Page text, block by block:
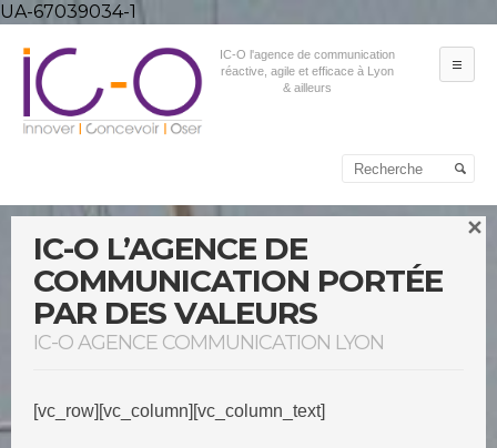
UA-67039034-1
IC-O l'agence de communication
réactive, agile et efficace à Lyon
& ailleurs
secondaire
IC-O L’AGENCE DE
COMMUNICATION PORTÉE
PAR DES VALEURS
IC-O AGENCE COMMUNICATION LYON
[vc_row][vc_column][vc_column_text]